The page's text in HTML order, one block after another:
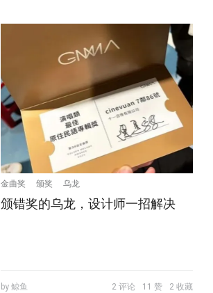
金曲奖 颁奖 乌龙
颁错奖的乌龙，设计师一招解决
by 鲸鱼 2 评论 11 赞 2 收藏